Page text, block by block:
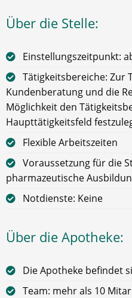
Über die Stelle:
Einstellungszeitpunkt:
Tätigkeitsbereiche: Zur
Kundenberatung und die
Möglichkeit den
Haupttätigkeitsfeld
Flexible Arbeitszeiten
Voraussetzung für die
pharmazeutische
Notdienste: Keine
Über die Apotheke:
Die Apotheke befindet
Team: mehr als 10